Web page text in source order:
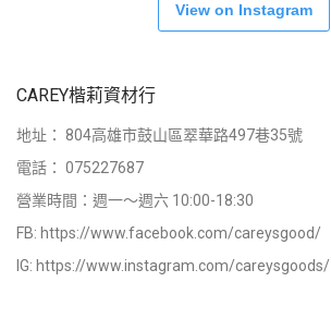
View on Instagram
CAREY楷莉資材行
地址： 804高雄市鼓山區翠華路497巷35號
電話： 075227687
營業時間：週一～週六 10:00-18:30
FB: https://www.facebook.com/careysgood/
IG: https://www.instagram.com/careysgoods/